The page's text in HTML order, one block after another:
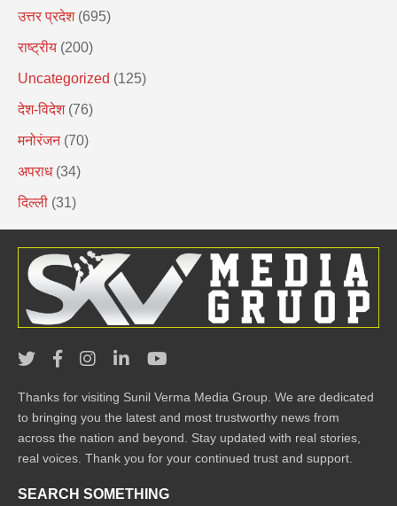
उत्तर प्रदेश (695)
राष्ट्रीय (200)
Uncategorized (125)
देश-विदेश (76)
मनोरंजन (70)
अपराध (34)
दिल्ली (31)
Thanks for visiting Sunil Verma Media Group. We are dedicated
to bringing you the latest and most trustworthy news from
across the nation and beyond. Stay updated with real stories,
real voices. Thank you for your continued trust and support.
SEARCH SOMETHING